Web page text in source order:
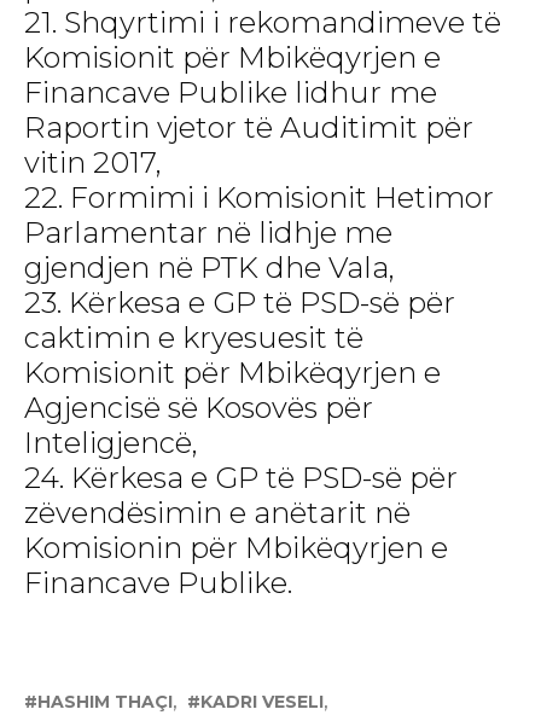
21. Shqyrtimi i rekomandimeve të
Komisionit për Mbikëqyrjen e
Financave Publike lidhur me
Raportin vjetor të Auditimit për
vitin 2017,
22. Formimi i Komisionit Hetimor
Parlamentar në lidhje me
gjendjen në PTK dhe Vala,
23. Kërkesa e GP të PSD-së për
caktimin e kryesuesit të
Komisionit për Mbikëqyrjen e
Agjencisë së Kosovës për
Inteligjencë,
24. Kërkesa e GP të PSD-së për
zëvendësimin e anëtarit në
Komisionin për Mbikëqyrjen e
Financave Publike.
HASHIM THAÇI
KADRI VESELI